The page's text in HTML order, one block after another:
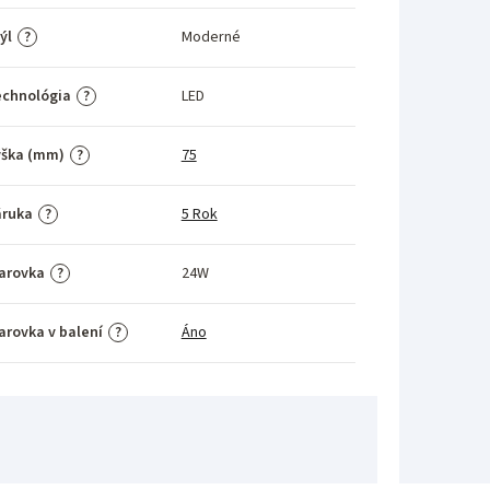
? Moderné
? LED
?
(mm) 75
? 5 Rok
? 24W
?
v balení Áno